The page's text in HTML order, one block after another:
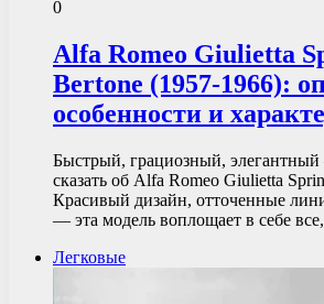
0
Alfa Romeo Giulietta
Bertone (1957-1966):
особенности и
Быстрый, грациозный,
сказать об Alfa Romeo Giulietta
Красивый дизайн, отточенные
— эта модель воплощает в себе
Легковые